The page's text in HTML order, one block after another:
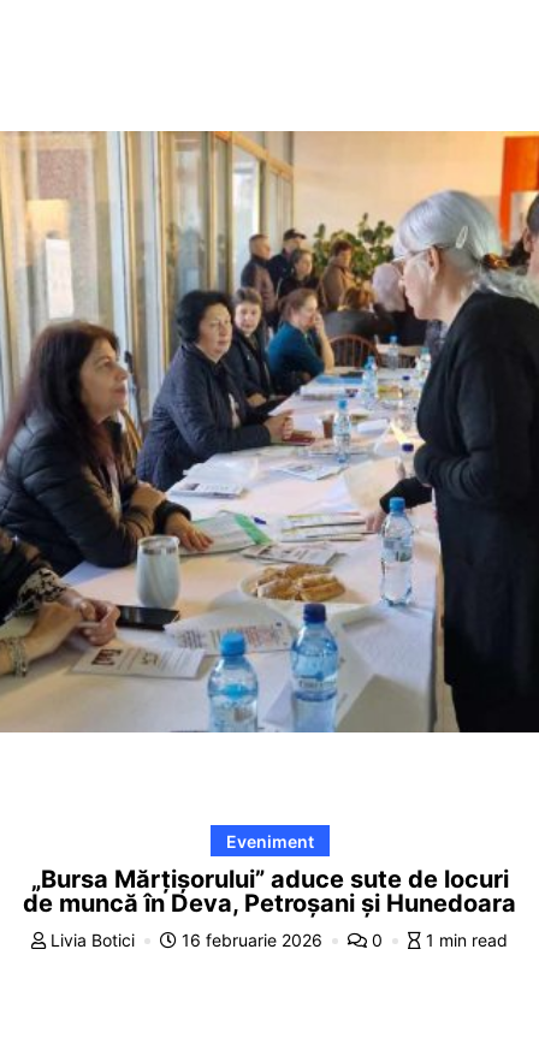
Eveniment
„Bursa Mărțișorului” aduce sute de locuri
de muncă în Deva, Petroșani și Hunedoara
Livia Botici 16 februarie 2026 0 1 min read